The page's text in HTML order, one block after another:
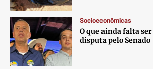
Socioeconômicas
O que ainda falta
disputa pelo Senado